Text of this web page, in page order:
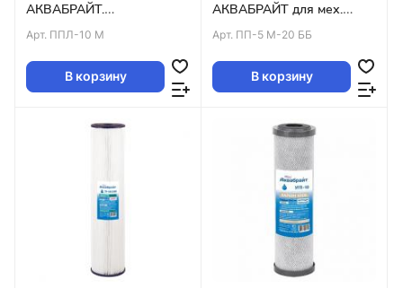
АКВАБРАЙТ.
Пористость10
50шт
Арт. ППЛ-10 М
В корзину
АКВАБРАЙТ для мех.
очистки воды, Пористость
Арт. ПП-5 М-20 ББ
В корзину